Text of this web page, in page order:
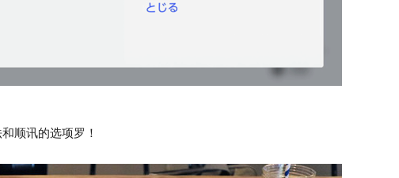
顺讯的选项罗！